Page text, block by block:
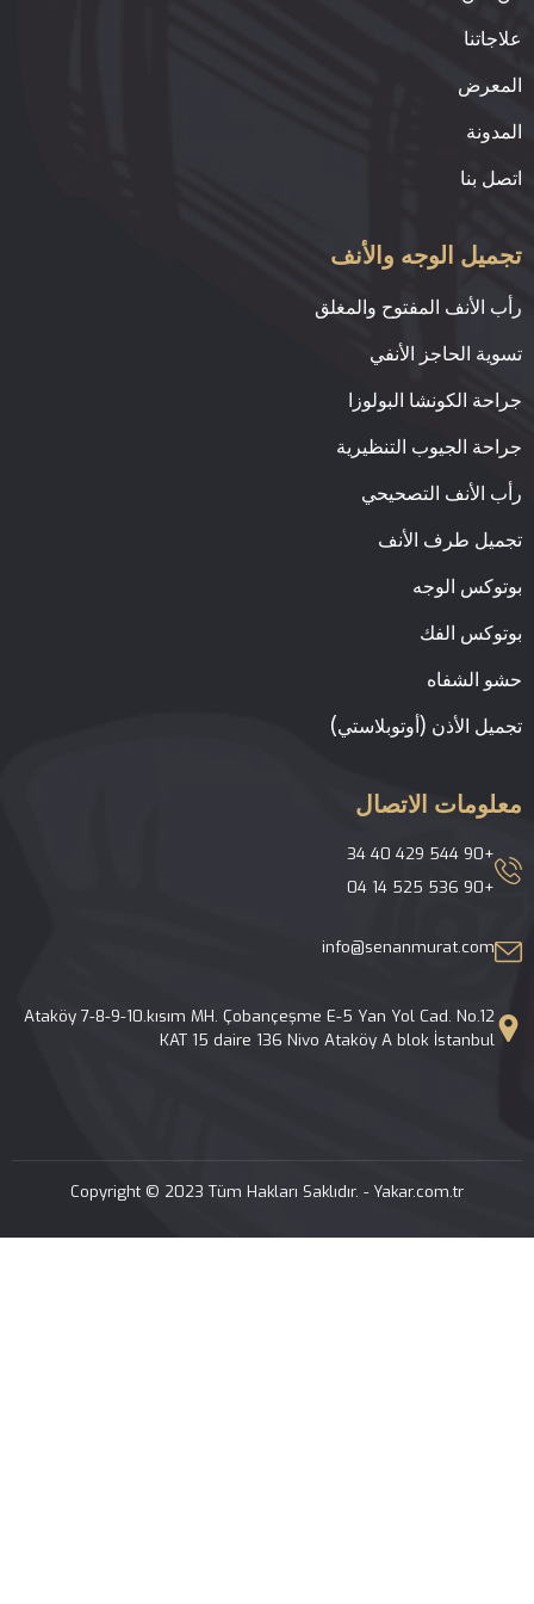
الوجه والأنف
المفتوح والمغلق
الحاجز الأنفي
الكونشا البولوزا
الجيوب التنظيرية
التصحيحي
طرف الأنف
الوجه
الفك
الأذن (أوتوبلاستي)
الاتصال
Ataköy 7-8-9-10.kısım MH. Çobançeşme E-5 Yan Yol Cad. No.12 KAT 15 daire 136 Nivo Ataköy A blok
Copyright © 2023 Tüm Hakları Saklıdır. -Yakar.com.tr